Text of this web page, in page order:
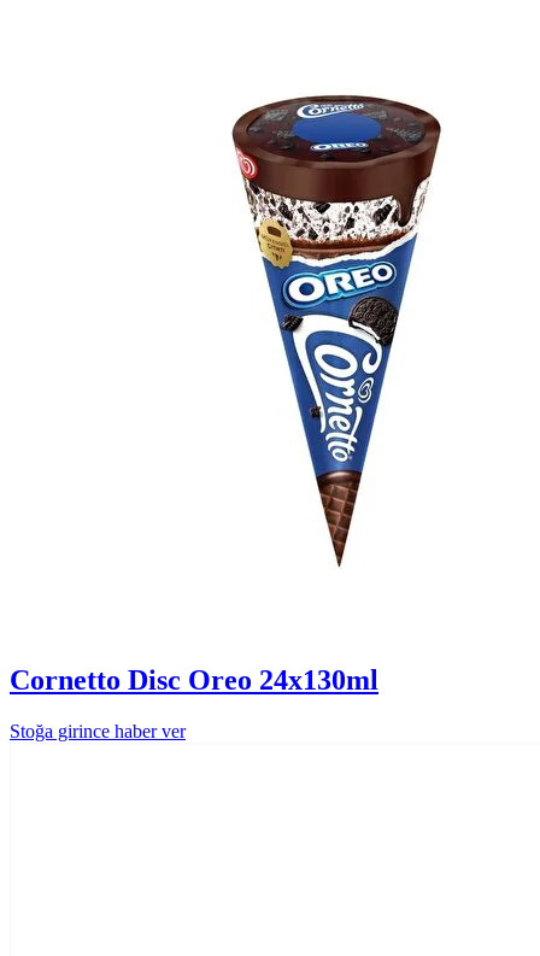
Cornetto Disc Oreo 24x130ml
Stoğa girince haber ver